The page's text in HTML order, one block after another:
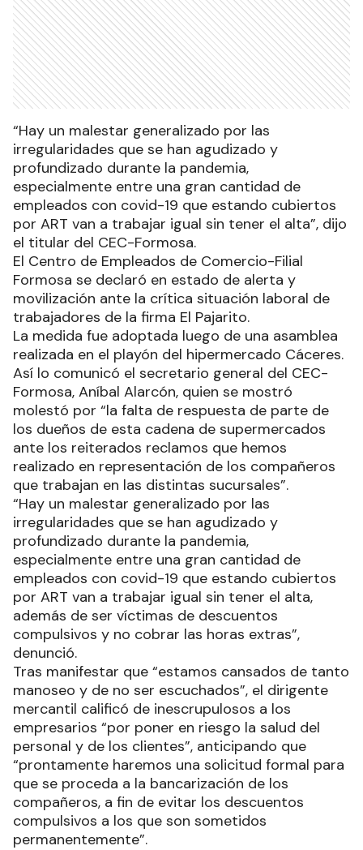
“Hay un malestar generalizado por las
irregularidades que se han agudizado y
profundizado durante la pandemia,
especialmente entre una gran cantidad de
empleados con covid-19 que estando cubiertos
por ART van a trabajar igual sin tener el alta”, dijo
el titular del CEC-Formosa.
El Centro de Empleados de Comercio-Filial
Formosa se declaró en estado de alerta y
movilización ante la crítica situación laboral de
trabajadores de la firma El Pajarito.
La medida fue adoptada luego de una asamblea
realizada en el playón del hipermercado Cáceres.
Así lo comunicó el secretario general del CEC-
Formosa, Aníbal Alarcón, quien se mostró
molestó por “la falta de respuesta de parte de
los dueños de esta cadena de supermercados
ante los reiterados reclamos que hemos
realizado en representación de los compañeros
que trabajan en las distintas sucursales”.
“Hay un malestar generalizado por las
irregularidades que se han agudizado y
profundizado durante la pandemia,
especialmente entre una gran cantidad de
empleados con covid-19 que estando cubiertos
por ART van a trabajar igual sin tener el alta,
además de ser víctimas de descuentos
compulsivos y no cobrar las horas extras”,
denunció.
Tras manifestar que “estamos cansados de tanto
manoseo y de no ser escuchados”, el dirigente
mercantil calificó de inescrupulosos a los
empresarios “por poner en riesgo la salud del
personal y de los clientes”, anticipando que
“prontamente haremos una solicitud formal para
que se proceda a la bancarización de los
compañeros, a fin de evitar los descuentos
compulsivos a los que son sometidos
permanentemente”.